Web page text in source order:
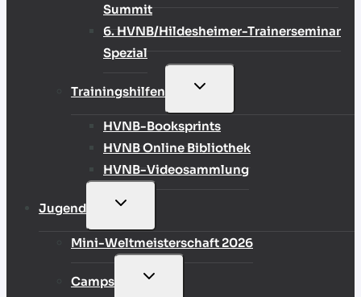
Summit
6. HVNB/Hildesheimer-Trainerseminar
Spezial
Trainingshilfen
UNTERMENÜ
HVNB-Booksprints
HVNB Online Bibliothek
HVNB-Videosammlung
Jugend
UNTERMENÜ
Mini-Weltmeisterschaft 2026
Camps
UNTERMENÜ